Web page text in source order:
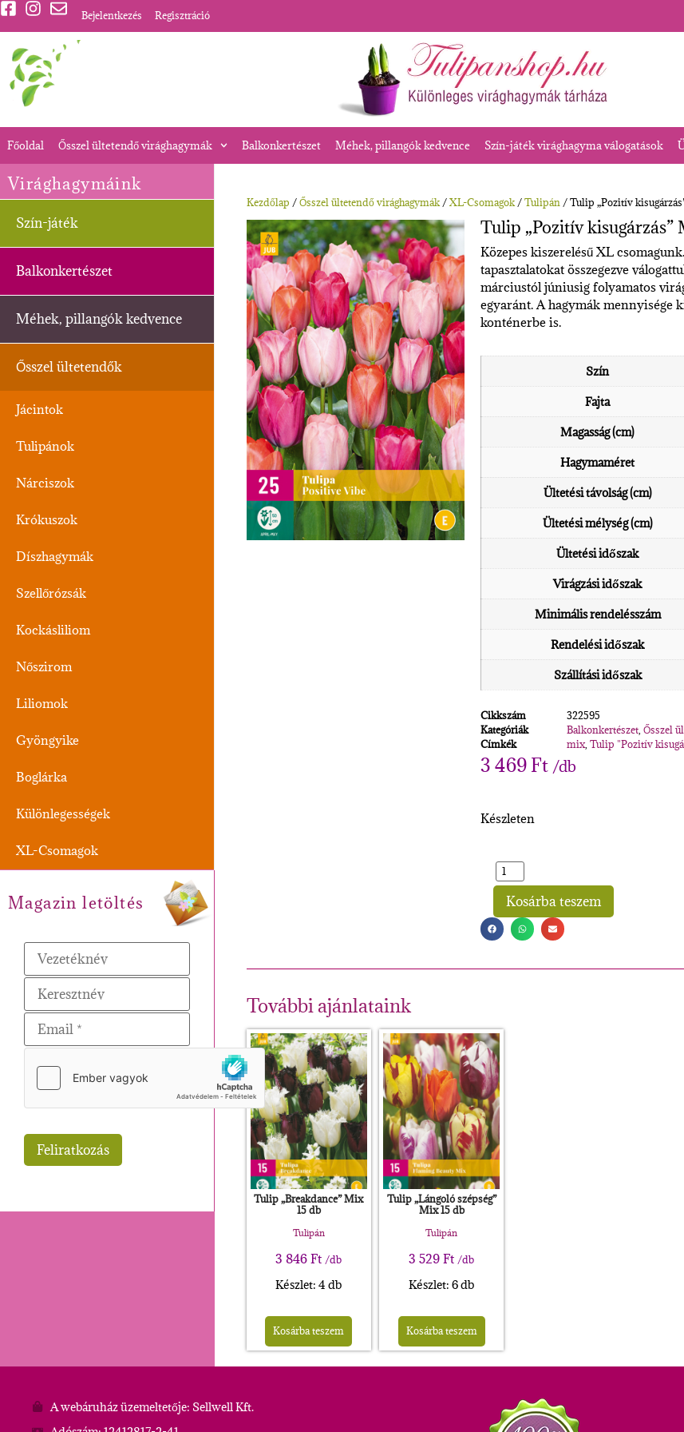
Bejelentkezés Regisztráció
Főoldal Ősszel ültetendő virághagymák Balkonkertészet Méhek, pillangók kedvence Szín-játék virághagyma válogatások
Virághagymáink
Szín-játék
Balkonkertészet
Méhek, pillangók kedvence
Ősszel ültetendők
Jácintok
Tulipánok
Nárciszok
Krókuszok
Díszhagymák
Szellőrózsák
Kockásliliom
Nőszirom
Liliomok
Gyöngyike
Boglárka
Különlegességek
XL-Csomagok
Magazin letöltés
Kezdőlap /Ősszel ültetendő virághagymák/XL-Csomagok/Tulipán/ Tulip „Pozitív
Tulip „Pozitív kisugárzás”
Közepes kiszerelésű XL
tapasztalatokat összegezve
márciustól júniusig folyamatos
egyaránt. A hagymák mennyisége
konténerbe is.
Szín
Fajta
Magasság (cm)
Hagymaméret
Ültetési távolság (cm)
Ültetési mélység (cm)
Ültetési időszak
Virágzási időszak
Minimális rendelésszám
Rendelési időszak
Szállítási időszak
Cikkszám
322595
Kategóriák
Balkonkertészet, Ősszel
Címkék
mix, Tulip "Pozitív
3 469Ft /db
Készleten
Kosárba teszem
Alternative:
További ajánlataink
Tulip „Breakdance” Mix
15 db
Tulipán
3 846Ft /db
Készlet: 4 db
Kosárba teszem
Tulip „Lángoló szépség”
Mix 15 db
Tulipán
3 529Ft /db
Készlet: 6 db
Kosárba teszem
A webáruház üzemeltetője: Sellwell Kft.